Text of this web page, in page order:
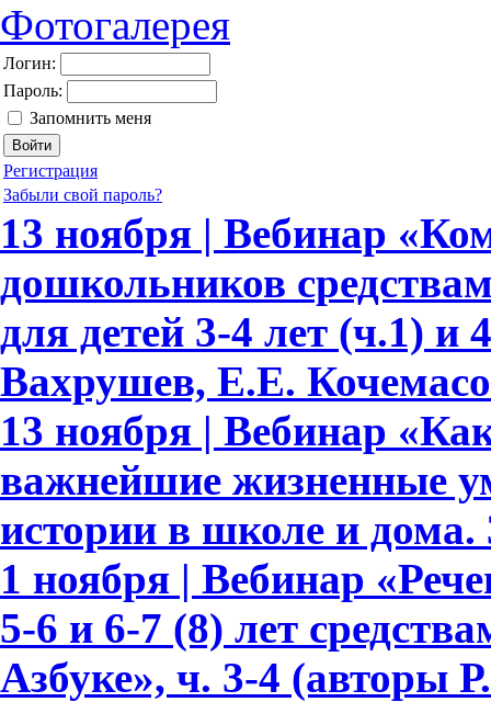
Фотогалерея
Логин:
Пароль:
Запомнить меня
Регистрация
Забыли свой пароль?
13 ноября | Вебинар
дошкольников
для детей 3-4 лет (ч.1)
Вахрушев, Е.Е.
13 ноября | Вебинар
важнейшие жизненные
истории в школе и дома.
1 ноября | Вебинар
5-6 и 6-7 (8) лет
Азбуке», ч. 3-4 (авторы